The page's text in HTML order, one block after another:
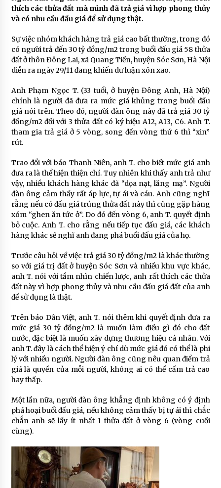
thích các thửa đất mà mình đã trả giá vì hợp phong thủy
và có nhu cầu đấu giá để sử dụng thật.
Sự việc nhóm khách hàng trả giá cao bất thường, trong đó
có người trả đến 30 tỷ đồng/m2 trong buổi đấu giá 58 thửa
đất ở thôn Đông Lai, xã Quang Tiến, huyện Sóc Sơn, Hà Nội
diễn ra ngày 29/11 đang khiến dư luận xôn xao.
Anh Phạm Ngọc T. (33 tuổi, ở huyện Đông Anh, Hà Nội)
chính là người đã đưa ra mức giá khủng trong buổi đấu
giá nói trên. Theo đó, người đàn ông này đã trả giá 30 tỷ
đồng/m2 đối với 3 thửa đất có ký hiệu A12, A13, C6. Anh T.
tham gia trả giá ở 5 vòng, song đến vòng thứ 6 thì “xin”
rút.
Trao đổi với báo Thanh Niên, anh T. cho biết mức giá anh
đưa ra là thể hiện thiện chí. Tuy nhiên khi thấy anh trả như
vậy, nhiều khách hàng khác đã “dọa nạt, lăng mạ”. Người
đàn ông cảm thấy rất áp lực, tự ái và cáu. Anh cũng nghĩ
rằng nếu có đấu giá trúng thửa đất này thì cũng gặp hàng
xóm “ghen ăn tức ở”. Do đó đến vòng 6, anh T. quyết định
bỏ cuộc. Anh T. cho rằng nếu tiếp tục đấu giá, các khách
hàng khác sẽ nghĩ anh đang phá buổi đấu giá của họ.
Trước câu hỏi về việc trả giá 30 tỷ đồng/m2 là khác thường
so với giá trị đất ở huyện Sóc Sơn và nhiều khu vực khác,
anh T. nói với tầm nhìn chiến lược, anh rất thích các thửa
đất này vì hợp phong thủy và nhu cầu đấu giá đất của anh
để sử dụng là thật.
Trên báo Dân Việt, anh T. nói thêm khi quyết định đưa ra
mức giá 30 tỷ đồng/m2 là muốn làm điều gì đó cho đất
nước, đặc biệt là muốn xây dựng thương hiệu cá nhân. Với
anh T. đây là cách thể hiện ý chí dù mức giá đó có thể là phi
lý với nhiều người. Người đàn ông cũng nêu quan điểm trả
giá là quyền của mỗi người, không ai có thể cấm trả cao
hay thấp.
Một lần nữa, người đàn ông khẳng định không có ý định
phá hoại buổi đấu giá, nếu không cảm thấy bị tự ái thì chắc
chắn anh sẽ lấy ít nhất 1 thửa đất ở vòng 6 (vòng cuối
cùng).